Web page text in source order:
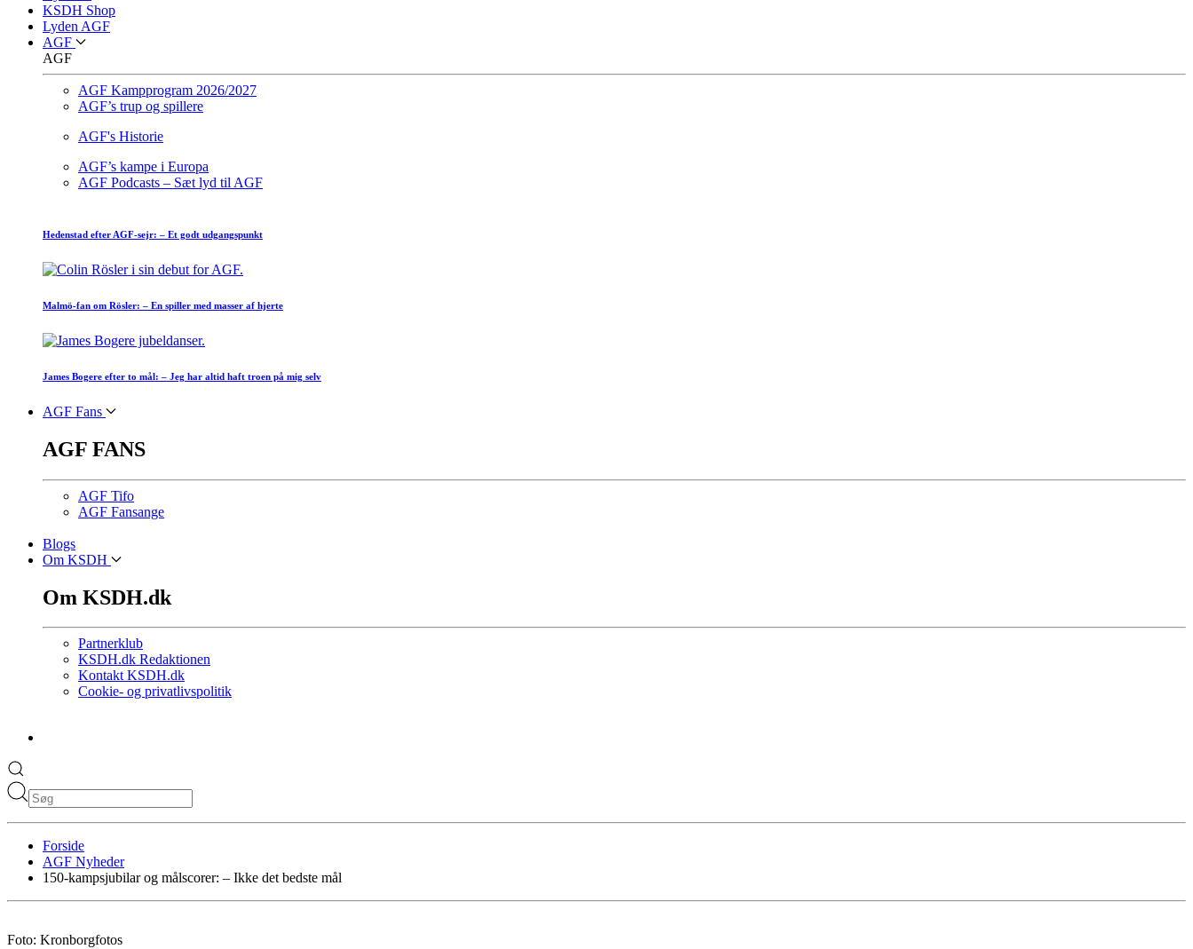
KSDH Shop
Lyden AGF
AGF
AGF
AGF Kampprogram 2026/2027
AGF’s trup og spillere
AGF's Historie
AGF’s kampe i Europa
AGF Podcasts – Sæt lyd til AGF
Hedenstad efter AGF-sejr: – Et godt udgangspunkt
Malmö-fan om Rösler: – En spiller med masser af hjerte
James Bogere efter to mål: – Jeg har altid haft troen på mig selv
AGF Fans
AGF FANS
AGF Tifo
AGF Fansange
Blogs
Om KSDH
Om KSDH.dk
Partnerklub
KSDH.dk Redaktionen
Kontakt KSDH.dk
Cookie- og privatlivspolitik
Forside
AGF Nyheder
150-kampsjubilar og målscorer: – Ikke det bedste mål
Foto: Kronborgfotos